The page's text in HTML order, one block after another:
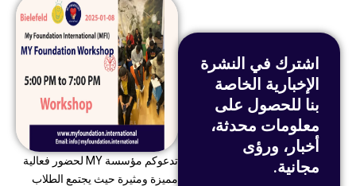
تدعوكم مؤسسة MY لحضور فعالية
مميزة ومثيرة حيث يجتمع الطلاب
اشترك في النشرة
الإخبارية الخاصة
بنا للحصول على
معلومات محدثة،
أخبار، ورؤى
مجانية.